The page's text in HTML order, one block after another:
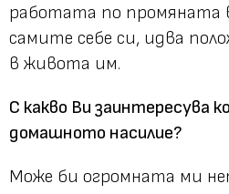
работата по промяната
самите себе си, идва
в живота им.
С какво Ви заинтересува
домашното насилие?
Може би огромната ми